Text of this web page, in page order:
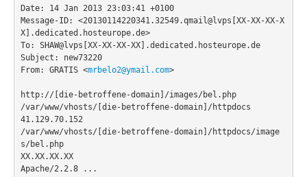
PHP
Webdesign
CMS
JavaScript
Sicherheit
Date: 14 Jan 2013 23:03:41 +0100
Message-ID: <20130114220341.32549.qmail@lvps[XX-XX-XX-X
X].dedicated.hosteurope.de>
To: SHAW@lvps[XX-XX-XX-XX].dedicated.hosteurope.de
Subject: new73220
From: GRATIS <mrbelo2@ymail.com>
http://[die-betroffene-domain]/images/bel.php
/var/www/vhosts/[die-betroffene-domain]/httpdocs
41.129.70.152
/var/www/vhosts/[die-betroffene-domain]/httpdocs/image
s/bel.php
XX.XX.XX.XX
Apache/2.2.8 ...